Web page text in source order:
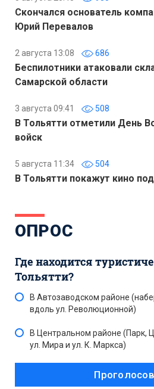
Скончался основатель
Юрий Перевалов
2 августа 13:08 686
Беспилотники атаковали
Самарской области
3 августа 09:41 508
В Тольятти отметили День
войск
5 августа 11:34 504
В Тольятти покажут кино
ОПРОС
Где находится
Тольятти?
В Автозаводском районе
вдоль ул. Революционной)
В Центральном районе (Парк,
ул. Мира и ул. К. Маркса)